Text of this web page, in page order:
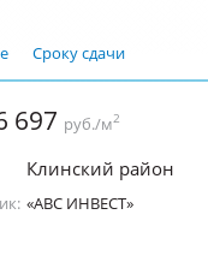
Сроку сдачи
697 руб./м2
Клинский район
«АВС ИНВЕСТ»